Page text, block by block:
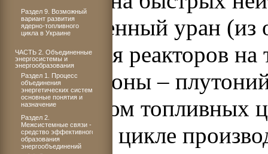
или обедненный уран
топлива для реакторов
активной зоны –
плутониевом топливных
топливном цикле
Раздел 9. Возможный
вариант развития
ядерно-топливного
цикла в Украине
ЧАСТЬ 2. Объединенные
энергосистемы и
энергообразования
Раздел 1. Процесс
объединения
энергетических систем:
основные понятия и
назначение
Раздел 2.
Межсистемные связи -
средство эффективного
образования
энергообъединений